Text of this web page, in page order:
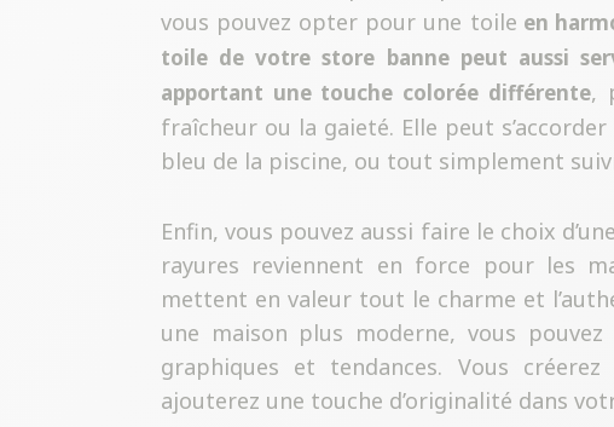
vous pouvez opter pour une toile en
toile de votre store banne peut aussi
apportant une touche colorée différente,
fraîcheur ou la gaieté. Elle peut
bleu de la piscine, ou tout simplement
Enfin, vous pouvez aussi faire le choix
rayures reviennent en force pour les
mettent en valeur tout le charme et
une maison plus moderne, vous
graphiques et tendances. Vous
ajouterez une touche d’originalité dans